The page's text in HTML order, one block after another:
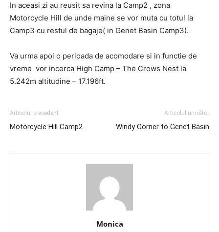
In aceasi zi au reusit sa revina la Camp2 , zona
Motorcycle Hill de unde maine se vor muta cu totul la
Camp3 cu restul de bagaje( in Genet Basin Camp3).
Va urma apoi o perioada de acomodare si in functie de
vreme vor incerca High Camp – The Crows Nest la
5.242m altitudine – 17.196ft.
Articolul precedent
Motorcycle Hill Camp2
Articolul următor
Windy Corner to Genet Basin
Monica